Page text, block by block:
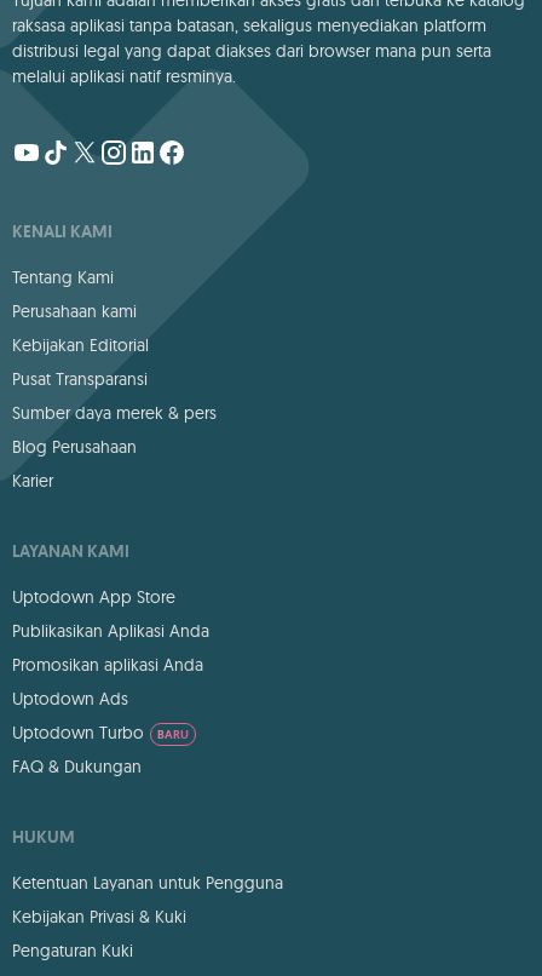
raksasa aplikasi tanpa batasan, sekaligus menyediakan platform
distribusi legal yang dapat diakses dari browser mana pun serta
melalui aplikasi natif resminya.
KENALI KAMI
Tentang Kami
Perusahaan kami
Kebijakan Editorial
Pusat Transparansi
Sumber daya merek & pers
Blog Perusahaan
Karier
LAYANAN KAMI
Uptodown App Store
Publikasikan Aplikasi Anda
Promosikan aplikasi Anda
Uptodown Ads
Uptodown Turbo
BARU
FAQ & Dukungan
HUKUM
Ketentuan Layanan untuk Pengguna
Kebijakan Privasi & Kuki
Pengaturan Kuki